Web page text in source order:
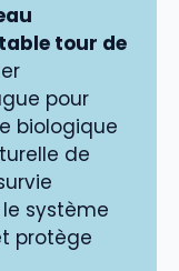
tour de
pour
biologique
de
système
protège